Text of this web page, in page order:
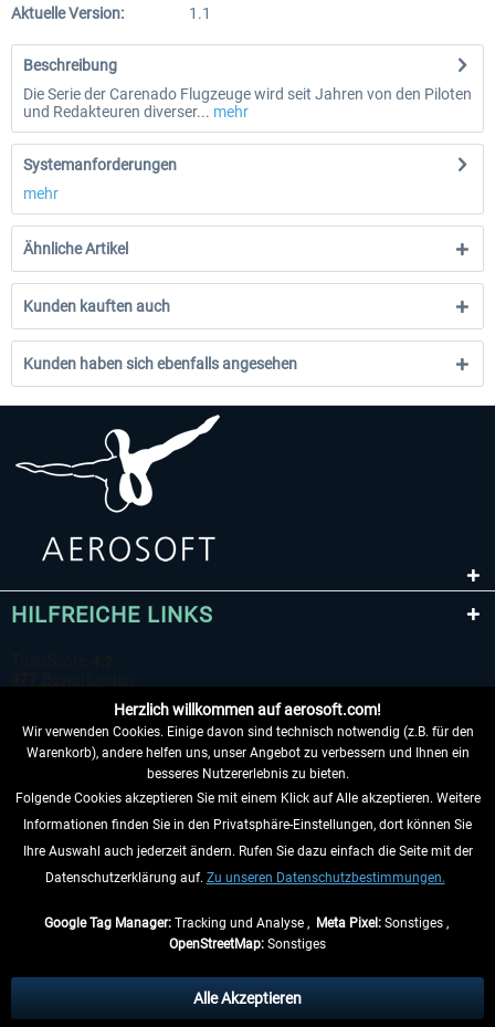
Aktuelle Version:
1.1
Beschreibung
Die Serie der Carenado Flugzeuge wird seit Jahren von den Piloten
und Redakteuren diverser... mehr
Systemanforderungen
mehr
Ähnliche Artikel
Kunden kauften auch
Kunden haben sich ebenfalls angesehen
HILFREICHE LINKS
VERTRAG WIDERRUFEN
INFORMATIONEN
anders beschrieben.
** Gilt für Lieferungen innerhalb Deutschlands, Lieferzeiten für andere Länder
Herzlich willkommen auf aerosoft.com!
Wir verwenden Cookies. Einige davon sind technisch notwendig (z.B. für den
Warenkorb), andere helfen uns, unser Angebot zu verbessern und Ihnen ein
besseres Nutzererlebnis zu bieten.
Folgende Cookies akzeptieren Sie mit einem Klick auf Alle akzeptieren. Weitere
Informationen finden Sie in den Privatsphäre-Einstellungen, dort können Sie
Ihre Auswahl auch jederzeit ändern. Rufen Sie dazu einfach die Seite mit der
Datenschutzerklärung auf. Zu unseren Datenschutzbestimmungen.
Google Tag Manager:Tracking und Analyse , Meta Pixel:Sonstiges ,
OpenStreetMap: Sonstiges
Alle Akzeptieren